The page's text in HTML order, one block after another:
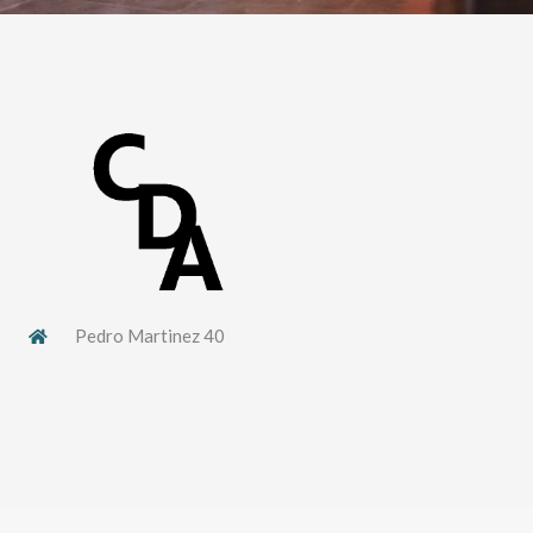
Pedro Martinez 40